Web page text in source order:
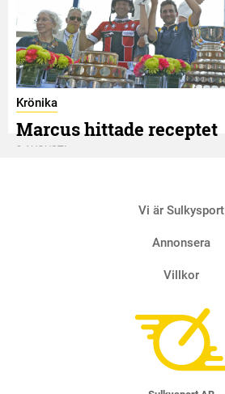
Krönika
Marcus hittade receptet
9 AUGUSTI
Vi är Sulkysport
Annonsera
Villkor